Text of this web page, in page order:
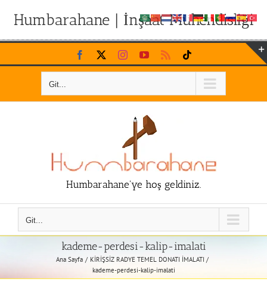
Humbarahane | İnşaat Mühendisliği
Skip
to
Facebook InstagramYouTubeRss
Git...
Humbarahane'ye hoş geldiniz.
Git...
kademe-perdesi-kalip-imalati
Ana Sayfa
KİRİŞSİZ RADYE TEMEL DONATI İMALATI
kademe-perdesi-kalip-imalati